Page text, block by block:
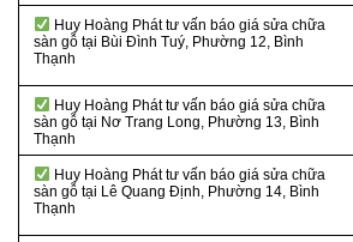
Huy Hoàng Phát tư vấn báo giá sửa chữa
sàn gỗ tại Bùi Đình Tuý, Phường 12, Bình
Thạnh
Huy Hoàng Phát tư vấn báo giá sửa chữa
sàn gỗ tại Nơ Trang Long, Phường 13, Bình
Thạnh
Huy Hoàng Phát tư vấn báo giá sửa chữa
sàn gỗ tại Lê Quang Định, Phường 14, Bình
Thạnh